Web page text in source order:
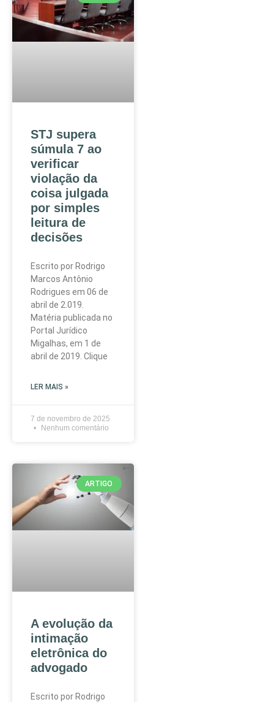
STJ supera
súmula 7 ao
verificar
violação da
coisa julgada
por simples
leitura de
decisões
Escrito por Rodrigo
Marcos Antônio
Rodrigues em 06 de
abril de 2.019.
Matéria publicada no
Portal Jurídico
Migalhas, em 1 de
abril de 2019. Clique
LER MAIS »
7 de novembro de 2025
Nenhum comentário
ARTIGO
A evolução da
intimação
eletrônica do
advogado
Escrito por Rodrigo